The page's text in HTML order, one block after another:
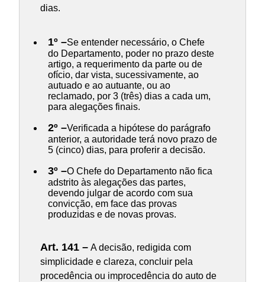
dias.
1º –Se entender necessário, o Chefe
do Departamento, poder no prazo deste
artigo, a requerimento da parte ou de
ofício, dar vista, sucessivamente, ao
autuado e ao autuante, ou ao
reclamado, por 3 (três) dias a cada um,
para alegações finais.
2º –Verificada a hipótese do parágrafo
anterior, a autoridade terá novo prazo de
5 (cinco) dias, para proferir a decisão.
3º –O Chefe do Departamento não fica
adstrito às alegações das partes,
devendo julgar de acordo com sua
convicção, em face das provas
produzidas e de novas provas.
Art. 141 – A decisão, redigida com
simplicidade e clareza, concluir pela
procedência ou improcedência do auto de